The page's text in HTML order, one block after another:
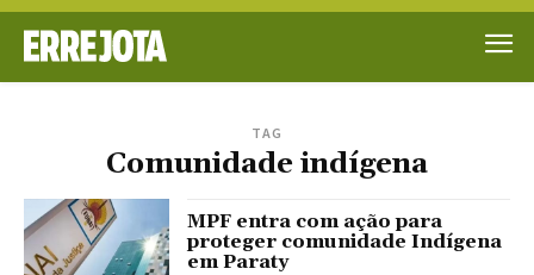
TAG
Comunidade indígena
MPF entra com ação para
proteger comunidade Indígena
em Paraty